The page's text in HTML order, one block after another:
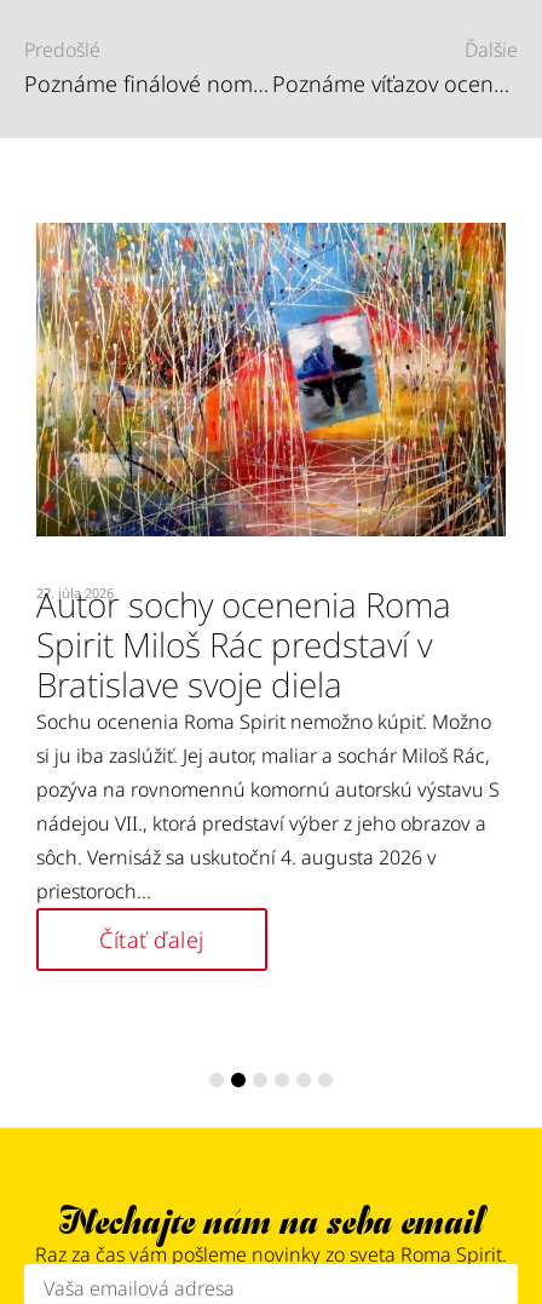
Predošlé
Poznáme finálové nominácie Roma Spirit 2016
Ďalšie
Poznáme víťazov ocenenia ROMA SPIRIT 2016
27. júla 2026
Autor sochy ocenenia Roma
Spirit Miloš Rác predstaví v
Bratislave svoje diela
Sochu ocenenia Roma Spirit nemožno kúpiť. Možno
si ju iba zaslúžiť. Jej autor, maliar a sochár Miloš Rác,
pozýva na rovnomennú komornú autorskú výstavu S
nádejou VII., ktorá predstaví výber z jeho obrazov a
sôch. Vernisáž sa uskutoční 4. augusta 2026 v
priestoroch...
Čítať ďalej
Nechajte nám na seba email
Raz za čas vám pošleme novinky zo sveta Roma Spirit.